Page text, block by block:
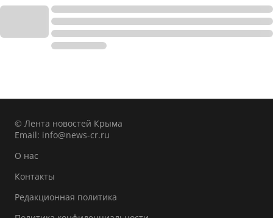
© Лента новостей Крыма
Email: info@news-cr.ru
О нас
Контакты
Редакционная политика